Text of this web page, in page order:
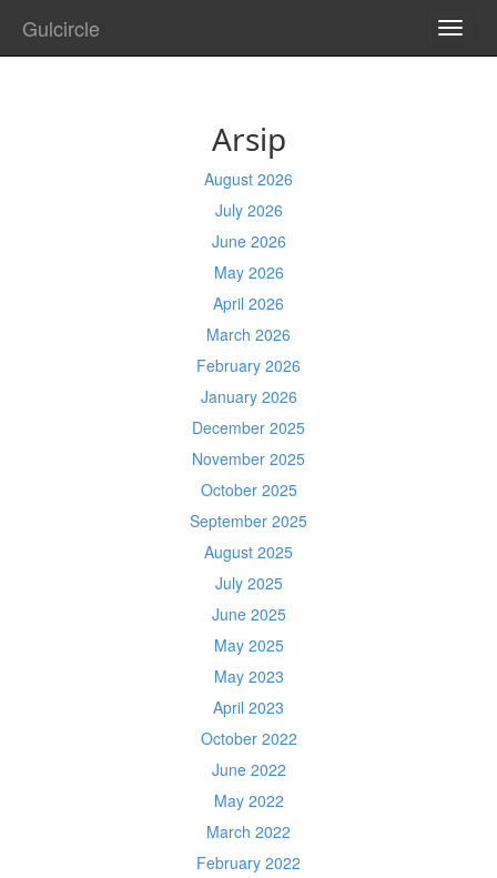
Gulcircle
Arsip
August 2026
July 2026
June 2026
May 2026
April 2026
March 2026
February 2026
January 2026
December 2025
November 2025
October 2025
September 2025
August 2025
July 2025
June 2025
May 2025
May 2023
April 2023
October 2022
June 2022
May 2022
March 2022
February 2022